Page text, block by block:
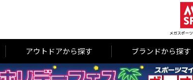
メガスポー
アウトドアから探す ブランドから探す